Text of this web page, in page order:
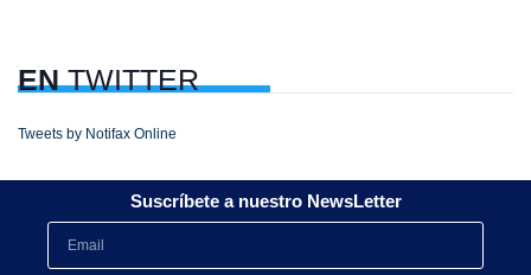
ENTWITTER
Tweets by Notifax Online
Suscríbete a nuestro NewsLetter